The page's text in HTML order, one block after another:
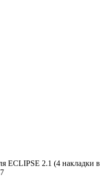
ECLIPSE 2.1 (4 накладки в